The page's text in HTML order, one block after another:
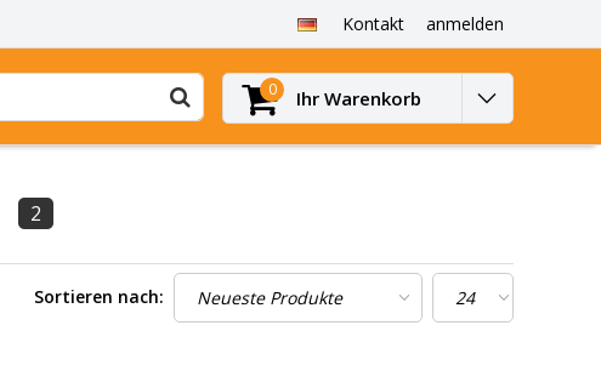
Kontakt anmelden
0 Ihr Warenkorb
2
Sortieren nach: